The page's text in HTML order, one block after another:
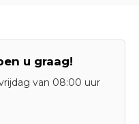
u graag!
van 08:00 uur